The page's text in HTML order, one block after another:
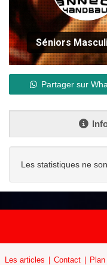
Séniors
Partager sur
Les statistiques ne
Les articles Contact